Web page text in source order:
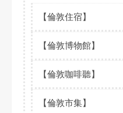
【倫敦住宿】
【倫敦博物館】
【倫敦咖啡聽】
【倫敦市集】